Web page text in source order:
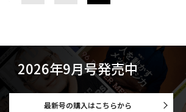
2026年9月号発売中
最新号の購入はこちらから